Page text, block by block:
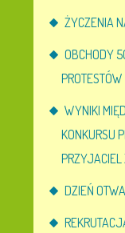
ŻYCZENIA
OBCHODY
WYNIKI
KONKURSU
PRZYJACIEL
DZIEŃ